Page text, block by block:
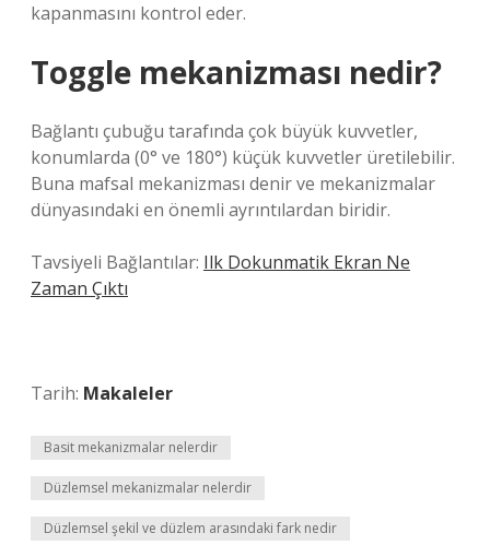
kapanmasını kontrol eder.
Toggle mekanizması nedir?
Bağlantı çubuğu tarafında çok büyük kuvvetler,
konumlarda (0° ve 180°) küçük kuvvetler üretilebilir.
Buna mafsal mekanizması denir ve mekanizmalar
dünyasındaki en önemli ayrıntılardan biridir.
Tavsiyeli Bağlantılar: Ilk Dokunmatik Ekran Ne
Zaman Çıktı
Tarih: Makaleler
Basit mekanizmalar nelerdir
Düzlemsel mekanizmalar nelerdir
Düzlemsel şekil ve düzlem arasındaki fark nedir